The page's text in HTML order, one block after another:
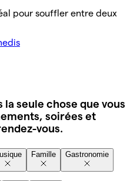
pour souffler entre deux
la seule chose que vous
soirées et
vous.
Famille Gastronomie